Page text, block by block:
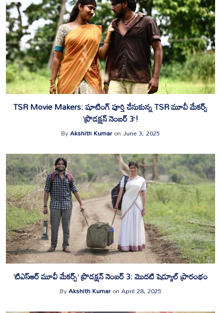
TSR Movie Makers: షూటింగ్ పూర్తి చేసుకున్న TSR మూవీ మేకర్స్
‘ప్రొడక్షన్ నెంబర్ 3’!
ByAkshith Kumaron June 3, 2025
‘టిఎస్ఆర్ మూవీ మేకర్స్’ ప్రొడక్షన్ నెంబర్ 3: మొదటి షెడ్యూల్ ప్రారంభం
ByAkshith KumaronApril 28, 2025